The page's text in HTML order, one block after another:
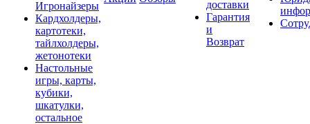
Игронайзеры
Кардхолдеры,
картотеки,
тайлхолдеры,
жетонотеки
Настольные
игры, карты,
кубики,
шкатулки,
остальное
доставки
Гарантия
и
Возврат